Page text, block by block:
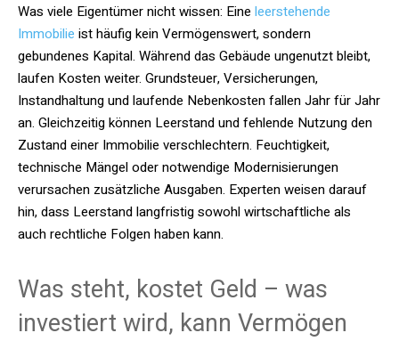
Was viele Eigentümer nicht wissen: Eine leerstehende
Immobilie ist häufig kein Vermögenswert, sondern
gebundenes Kapital. Während das Gebäude ungenutzt bleibt,
laufen Kosten weiter. Grundsteuer, Versicherungen,
Instandhaltung und laufende Nebenkosten fallen Jahr für Jahr
an. Gleichzeitig können Leerstand und fehlende Nutzung den
Zustand einer Immobilie verschlechtern. Feuchtigkeit,
technische Mängel oder notwendige Modernisierungen
verursachen zusätzliche Ausgaben. Experten weisen darauf
hin, dass Leerstand langfristig sowohl wirtschaftliche als
auch rechtliche Folgen haben kann.
Was steht, kostet Geld – was
investiert wird, kann Vermögen